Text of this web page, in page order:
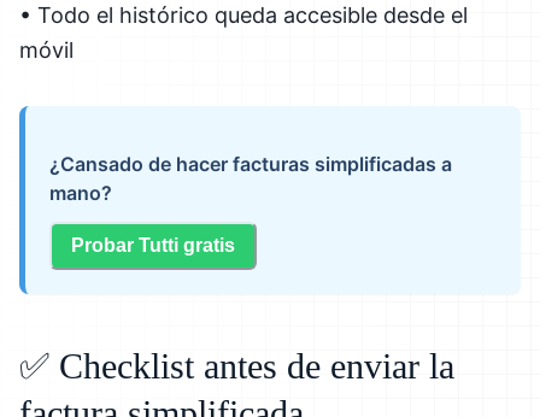
• Todo el histórico queda accesible desde el
móvil
¿Cansado de hacer facturas simplificadas a
mano?
Probar Tutti gratis
✅ Checklist antes de enviar la